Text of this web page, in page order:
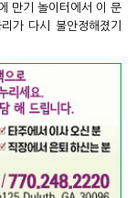
만기 놀이터에서 이 문
가 다시 불안정해졌기